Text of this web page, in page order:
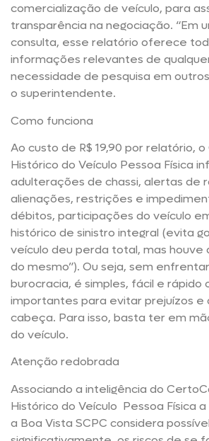
comercialização de veículo, para
transparência na negociação. “Em
consulta, esse relatório oferece
informações relevantes de
necessidade de pesquisa em
o superintendente.
Como funciona
Ao custo de R$ 19,90 por relatório,
Histórico do Veículo Pessoa Física
adulterações de chassi, alertas de
alienações, restrições e
débitos, participações do veículo
histórico de sinistro integral (evita
veículo deu perda total, mas houve
do mesmo”). Ou seja, sem
burocracia, é simples, fácil e rápido
importantes para evitar prejuízos e
cabeça. Para isso, basta ter em
do veículo.
Atenção redobrada
Associando a inteligência do
Histórico do Veículo Pessoa Física
a Boa Vista SCPC considera